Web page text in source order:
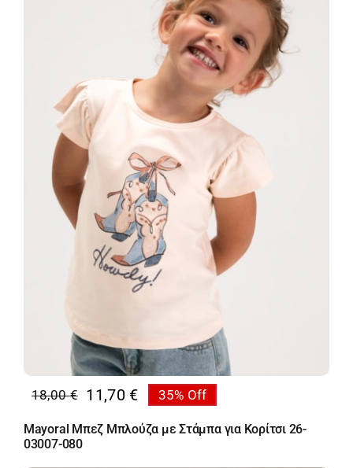
18,00€
Original
price
was:
11,70 €
Η
τρέχουσα
τιμή
35% Off
Mayoral Μπεζ Μπλούζα με Στάμπα για Κορίτσι 26-
03007-080